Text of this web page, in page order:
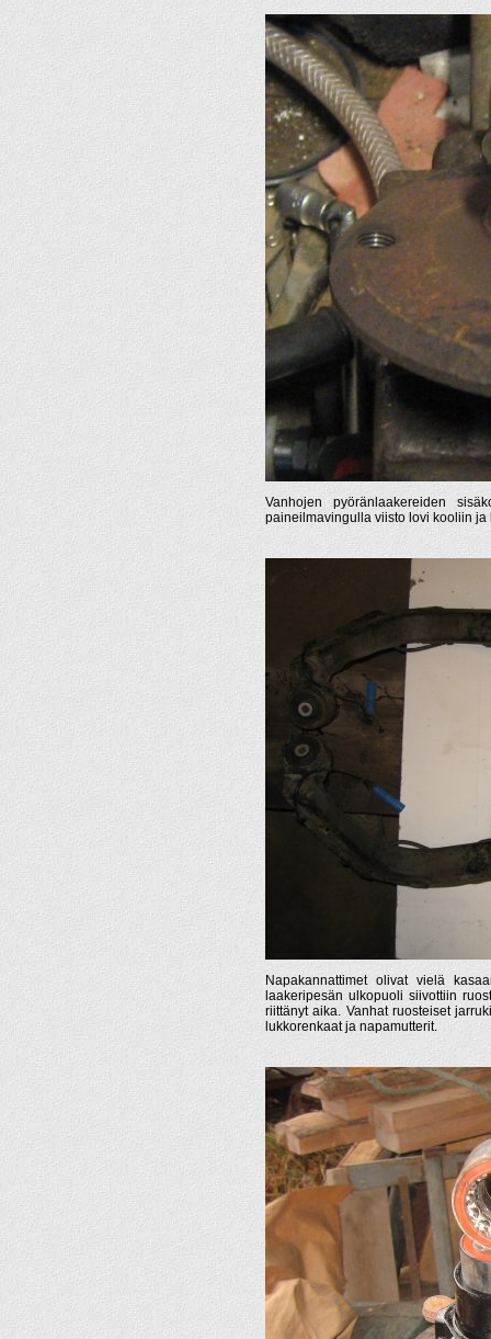
Vanhojen pyöränlaakereiden
paineilmavingulla viisto lovi kooliin
Napakannattimet olivat vielä
laakeripesän ulkopuoli siivottiin
riittänyt aika. Vanhat ruosteiset
lukkorenkaat ja napamutterit.